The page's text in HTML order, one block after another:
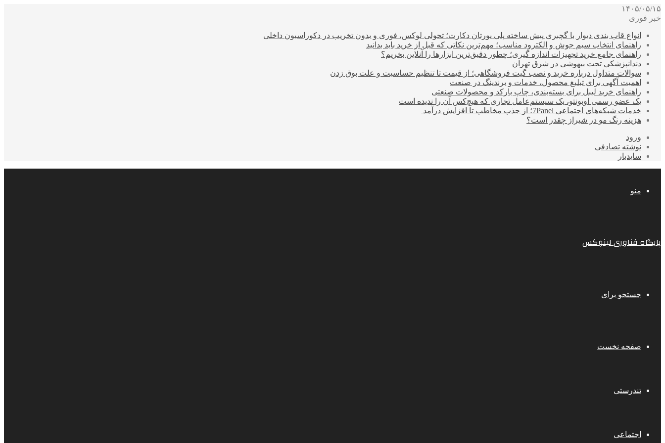
۱۴۰۵/۰۵/۱۵
خبر فوری
انواع قاب بندی دیوار با گچبری پیش ساخته پلی یورتان دکارت؛ تحولی لوکس، فوری و بدون تخریب در دکوراسیون داخلی
راهنمای انتخاب سیم جوش و الکترود مناسب؛ مهم‌ترین نکاتی که قبل از خرید باید بدانید
راهنمای جامع خرید تجهیزات اندازه گیری؛ چطور دقیق‌ترین ابزارها را آنلاین بخریم؟
دندانپزشکی تحت بیهوشی در شرق تهران
سوالات متداول درباره خرید و نصب گیت فروشگاهی؛ از قیمت تا تنظیم حساسیت و علت بوق زدن
اهمیت آگهی برای تبلیغ محصول، خدمات و برندینگ در صنعت
راهنمای خرید لیبل برای بسته‌بندی، چاپ بارکد و محصولات صنعتی
یک عضو رسمی اوبونتو، یک سیستم‌عامل تجاری که هیچ‌کس آن را ندیده است
خدمات شبکه‌های اجتماعی 7Panel؛ از جذب مخاطب تا افزایش درآمد
هزینه رنگ مو در شیراز چقدر است؟
ورود
نوشته تصادفی
سایدبار
منو
پایگاه فناوری لینوکس
جستجو برای
صفحه نخست
تندرستی
اجتماعی